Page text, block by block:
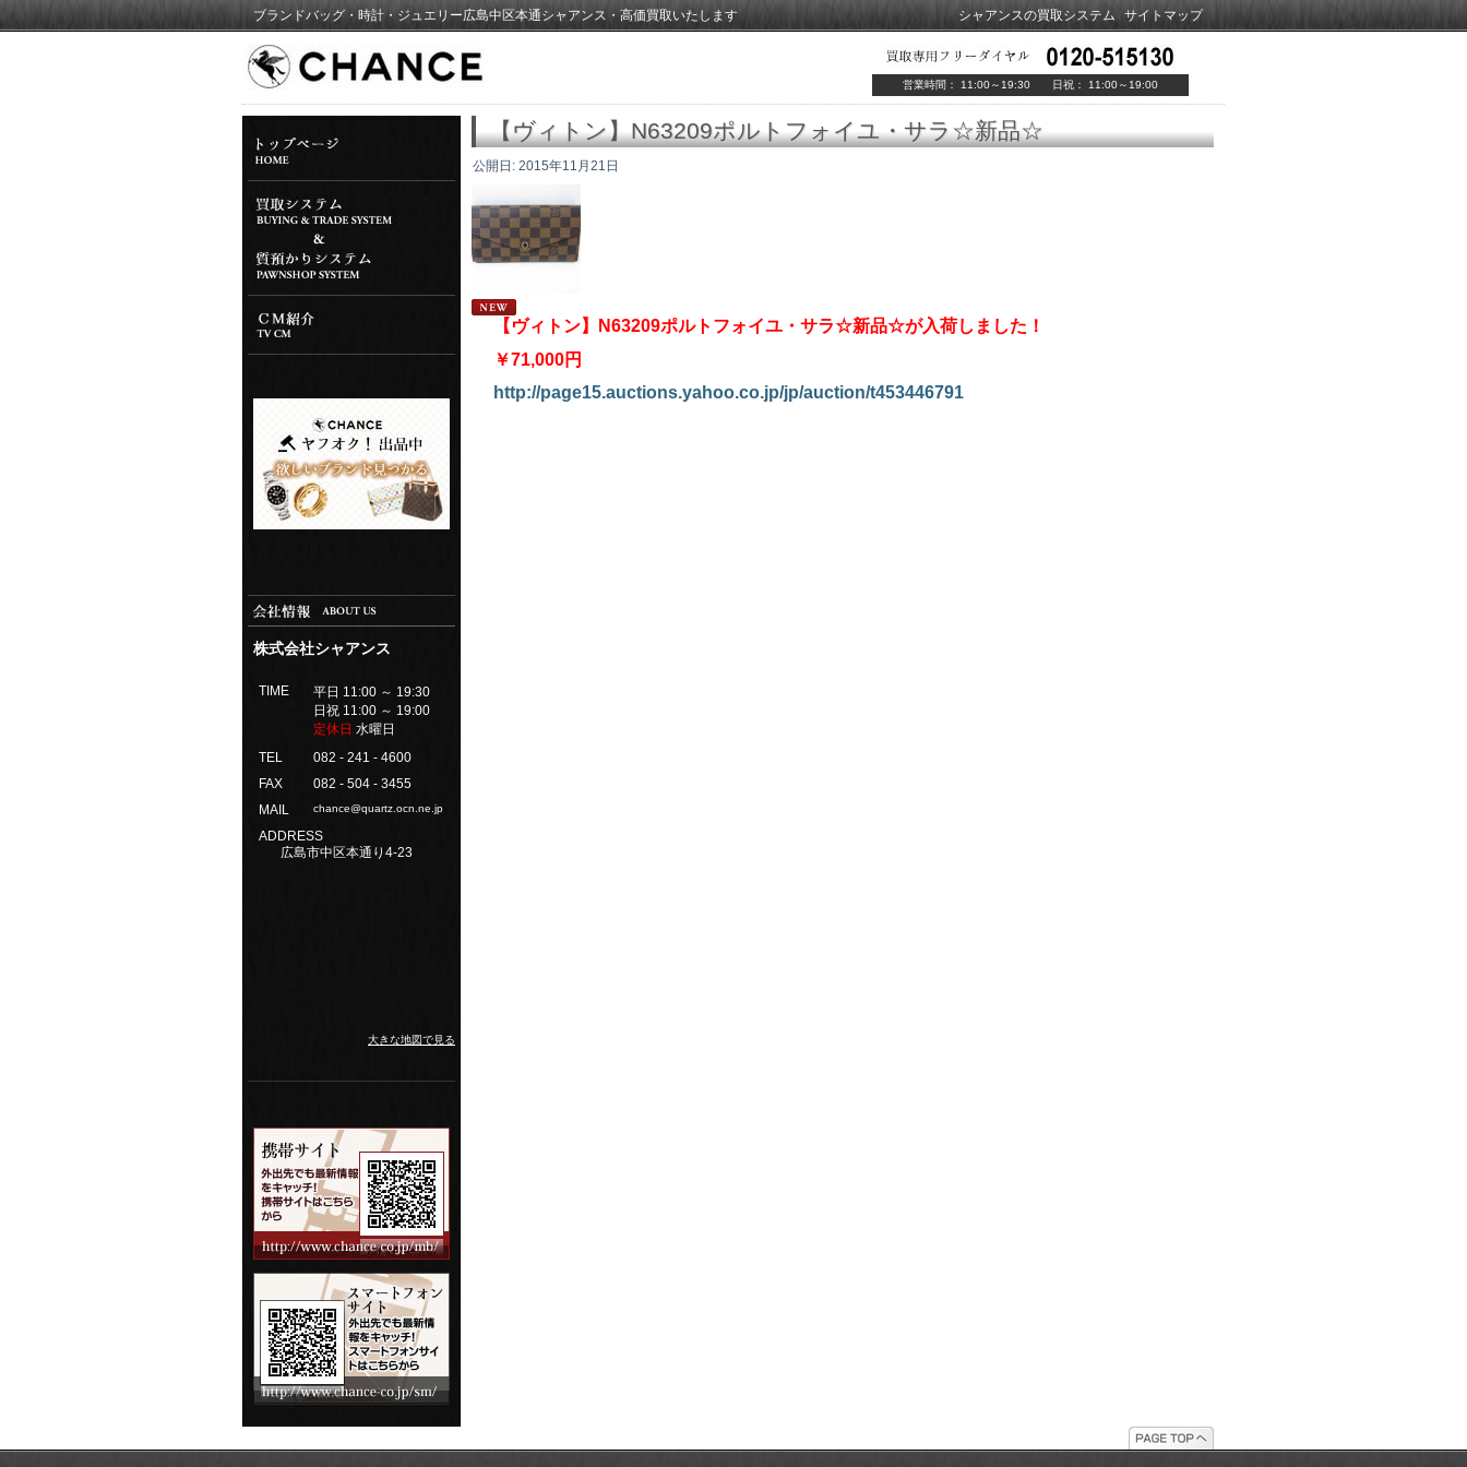
シャアンスの買取システム サイトマップ
ブランドバッグ・時計・ジュエリー広島中区本通シャアンス・高価買取いたします
営業時間： 11:00～19:30 日祝： 11:00～19:00
株式会社シャアンス
TIME
平日 11:00 ～ 19:30
日祝 11:00 ～ 19:00
定休日 水曜日
TEL
082 - 241 - 4600
FAX
082 - 504 - 3455
MAIL
chance@quartz.ocn.ne.jp
ADDRESS
広島市中区本通り4-23
大きな地図で見る
【ヴィトン】N63209ポルトフォイユ・サラ☆新品☆
公開日: 2015年11月21日
【ヴィトン】N63209ポルトフォイユ・サラ☆新品☆が入荷しました！
￥71,000円
http://page15.auctions.yahoo.co.jp/jp/auction/t453446791